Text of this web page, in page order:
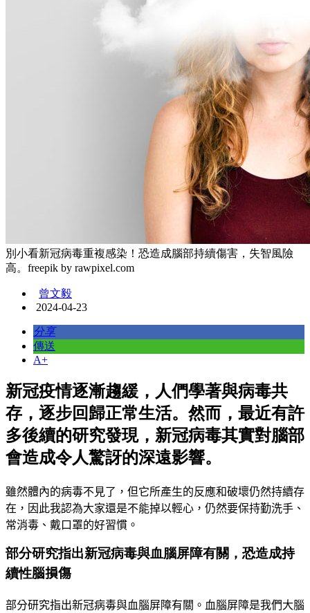
別小看新冠病毒重複感染！恐造成腦部持續傷害，失智風險
高。freepik by rawpixel.com
曾文毅
2024-04-23
分享
傳送
A+
新冠疫情逐漸趨緩，人們學著與病毒共
存，逐步回歸正常生活。然而，最近有許
多後續的研究發現，新冠病毒其實對腦部
會造成令人驚訝的深遠影響。
雖然體內的病毒不見了，但它所產生的反應和破壞仍然持續存
在，因此我認為大家還是不能掉以輕心，仍然要保持勤洗手 、
常消毒 、 戴口罩的好習慣。
部分研究指出新冠病毒與血腦屏障有關，恐造成持
續性腦損傷
部分研究指出新冠病毒與血腦屏障有關。血腦屏障是我們大腦